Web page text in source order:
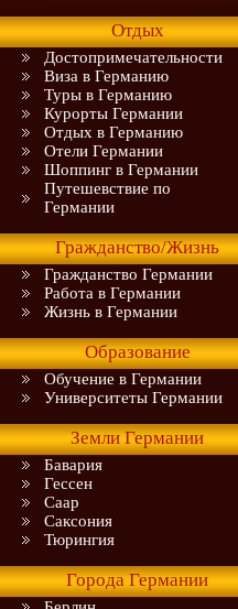
Отдых
Достопримечательности
Виза в Германию
Туры в Германию
Курорты Германии
Отдых в Германию
Отели Германии
Шоппинг в Германии
Путешевствие по
Германии
Гражданство/Жизнь
Гражданство Германии
Работа в Германии
Жизнь в Германии
Образование
Обучение в Германии
Университеты Германии
Земли Германии
Бавария
Гессен
Саар
Саксония
Тюрингия
Города Германии